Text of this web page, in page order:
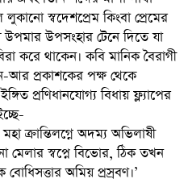
লুকানো স্বদেশপ্রেম কিংবা প্রেমের
উপসংহার টেনে দিতে যা
করে থাকেন। কবি মানিক বৈরাগী
আর প্রকাশকের পক্ষ থেকে
প্রণিধানযোগ্য বিধায় ফ্ল্যাপের
ক্রান্তিলগ্নে অদম্য অভিলাষী
মেলার স্বপ্নে বিভোর, ঠিক তখন
অমিয় প্রস্রবণ।’